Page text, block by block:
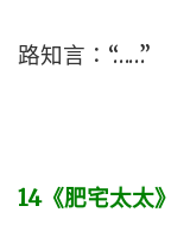
路知言：“……”
14《肥宅太太》